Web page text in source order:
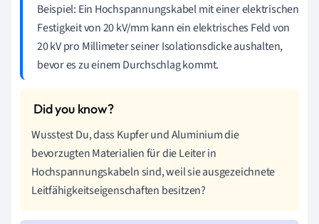
Beispiel: Ein Hochspannungskabel mit einer elektrischen
Festigkeit von 20 kV/mm kann ein elektrisches Feld von
20 kV pro Millimeter seiner Isolationsdicke aushalten,
bevor es zu einem Durchschlag kommt.
Wusstest Du, dass Kupfer und Aluminium die
bevorzugten Materialien für die Leiter in
Hochspannungskabeln sind, weil sie ausgezeichnete
Leitfähigkeitseigenschaften besitzen?